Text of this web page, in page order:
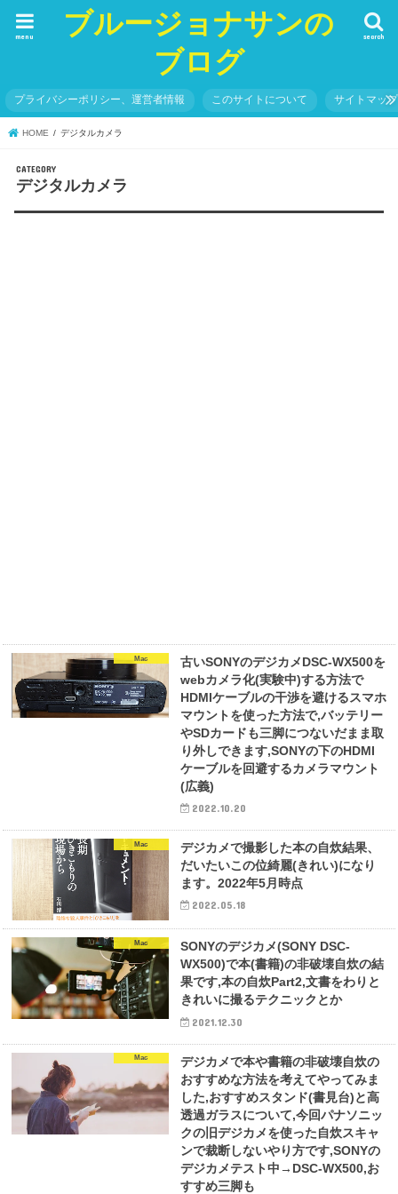
ブルージョナサンの
ブログ
search
menu
プライバシーポリシー、運営者情報 このサイトについて サイトマップ
HOME デジタルカメラ
デジタルカメラ
Mac
古いSONYのデジカメDSC-WX500を
webカメラ化(実験中)する方法で
HDMIケーブルの干渉を避けるスマホ
マウントを使った方法で,バッテリー
やSDカードも三脚につないだまま取
り外しできます,SONYの下のHDMI
ケーブルを回避するカメラマウント
(広義)
2022.10.20
Mac
デジカメで撮影した本の自炊結果、
だいたいこの位綺麗(きれい)になり
ます。2022年5月時点
2022.05.18
Mac
SONYのデジカメ(SONY DSC-
WX500)で本(書籍)の非破壊自炊の結
果です,本の自炊Part2,文書をわりと
きれいに撮るテクニックとか
2021.12.30
Mac
デジカメで本や書籍の非破壊自炊の
おすすめな方法を考えてやってみま
した,おすすめスタンド(書見台)と高
透過ガラスについて,今回パナソニッ
クの旧デジカメを使った自炊スキャ
ンで裁断しないやり方です,SONYの
デジカメテスト中→DSC-WX500,お
すすめ三脚も